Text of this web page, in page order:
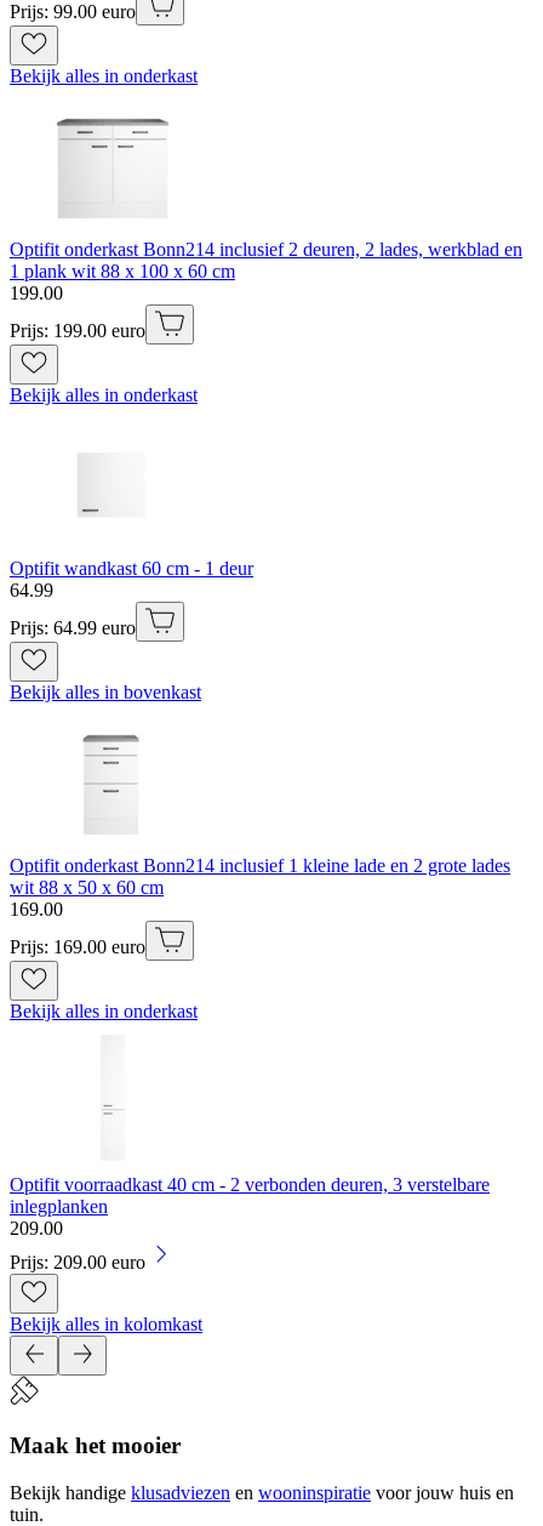
Prijs: 99.00 euro
Bekijk alles in onderkast
Optifit onderkast Bonn214 inclusief 2 deuren, 2 lades, werkblad en
1 plank wit 88 x 100 x 60 cm
199.00
Prijs: 199.00 euro
Bekijk alles in onderkast
Optifit wandkast 60 cm - 1 deur
64.99
Prijs: 64.99 euro
Bekijk alles in bovenkast
Optifit onderkast Bonn214 inclusief 1 kleine lade en 2 grote lades
wit 88 x 50 x 60 cm
169.00
Prijs: 169.00 euro
Bekijk alles in onderkast
Optifit voorraadkast 40 cm - 2 verbonden deuren, 3 verstelbare
inlegplanken
209.00
Prijs: 209.00 euro
Bekijk alles in kolomkast
Maak het mooier
Bekijk handige klusadviezen en wooninspiratie voor jouw huis en
tuin.